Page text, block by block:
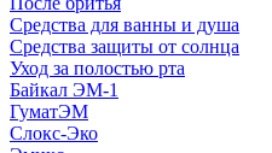
Средства для ванны и душа
Средства защиты от солнца
Уход за полостью рта
Байкал ЭМ-1
ГуматЭМ
Слокс-Эко